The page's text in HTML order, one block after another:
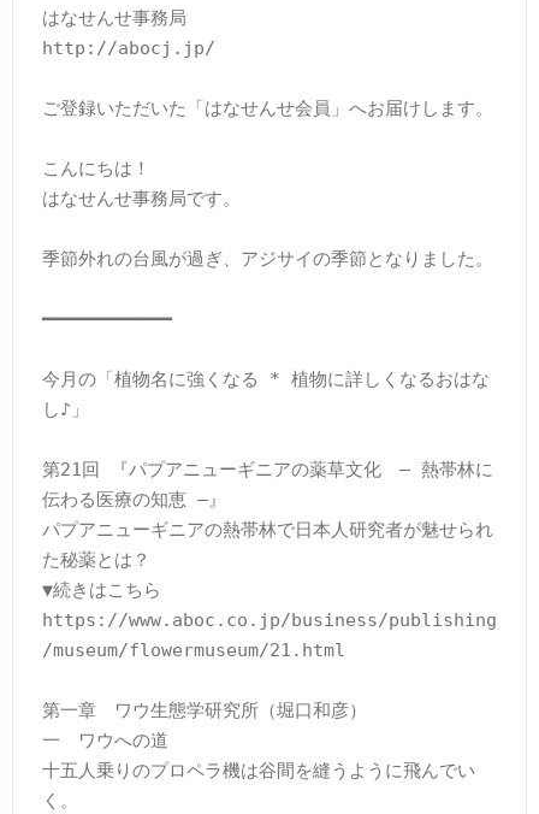
はなせんせ事務局
http://abocj.jp/
ご登録いただいた「はなせんせ会員」へお届けします。
こんにちは！
はなせんせ事務局です。
季節外れの台風が過ぎ、アジサイの季節となりました。
━━━━━━━━━━━━
今月の「植物名に強くなる * 植物に詳しくなるおはな
し♪」
第21回 『パプアニューギニアの薬草文化　― 熱帯林に
伝わる医療の知恵 ―』
パプアニューギニアの熱帯林で日本人研究者が魅せられ
た秘薬とは？
▼続きはこちら
https://www.aboc.co.jp/business/publishing
/museum/flowermuseum/21.html
第一章　ワウ生態学研究所（堀口和彦）
一　ワウへの道
十五人乗りのプロペラ機は谷間を縫うように飛んでい
く。